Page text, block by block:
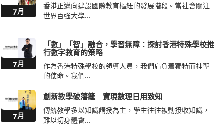
7月
香港正邁向建設國際教育樞紐的發展階段。當社會關注
世界百強大學...
7月
「數」「智」融合，學習無障：探討香港特殊學校推
行數字教育的策略
作為香港特殊學校的領導人員，我們肩負着獨特而神聖
的使命。我們...
7月
創新教學破藩籬 實現數理日用致知
傳統教學多以知識講授為主，學生往往被動接收知識，
難以切身體會...